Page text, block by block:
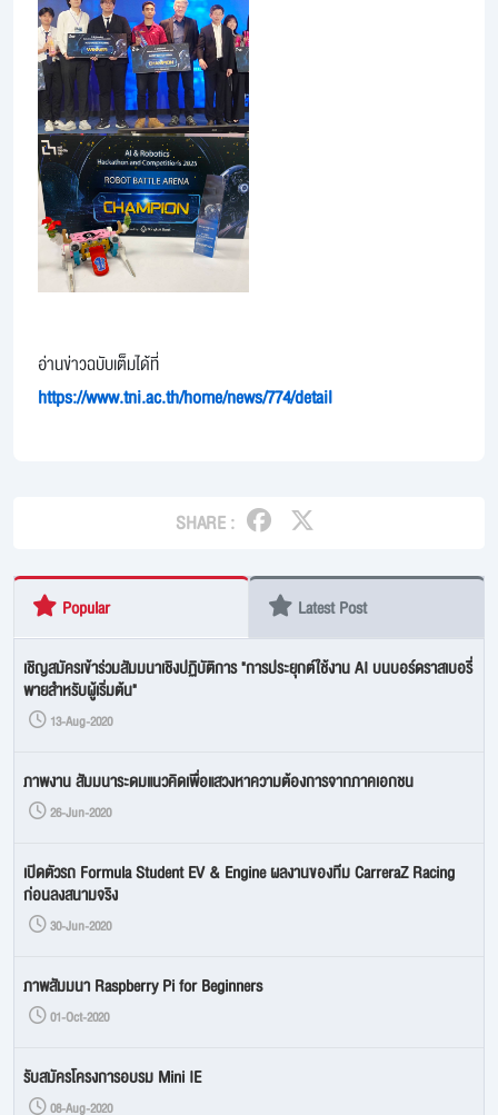
อ่านข่าวฉบับเต็มได้ที่
https://www.tni.ac.th/home/news/774/detail
SHARE :
Popular Latest Post
เชิญสมัครเข้าร่วมสัมมนาเชิงปฏิบัติการ "การประยุกต์ใช้งาน AI บนบอร์ดราสเบอรี่
พายสำหรับผู้เริ่มต้น"
13-Aug-2020
ภาพงาน สัมมนาระดมแนวคิดเพื่อแสวงหาความต้องการจากภาคเอกชน
26-Jun-2020
เปิดตัวรถ Formula Student EV & Engine ผลงานของทีม CarreraZ Racing
ก่อนลงสนามจริง
30-Jun-2020
ภาพสัมมนา Raspberry Pi for Beginners
01-Oct-2020
รับสมัครโครงการอบรม Mini IE
08-Aug-2020